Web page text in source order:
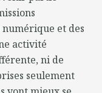
et des
activité
ni de
seulement